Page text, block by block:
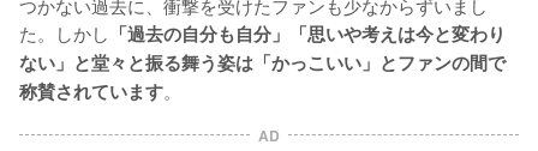
た。しかし 「過去の自分も自分」「思いや考えは今と変わり
ない」と堂々と振る舞う姿は「かっこいい」とファンの間で
称賛されています。
AD